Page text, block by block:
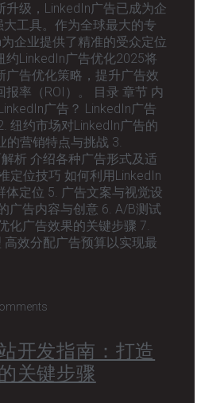
升级，LinkedIn广告已成为企
工具。作为全球最大的专
企业提供了精准的受众定位
LinkedIn广告优化2025将
广告优化策略，提升广告效
率（ROI）。 目录 章节 内
广告？ LinkedIn广告
纽约市场对LinkedIn广告的
的营销特点与挑战 3.
析 介绍各种广告形式及适
定位技巧 如何利用LinkedIn
体定位 5. 广告文案与视觉设
广告内容与创意 6. A/B测试
化广告效果的关键步骤 7.
高效分配广告预算以实现最
开发指南：打造
关键步骤